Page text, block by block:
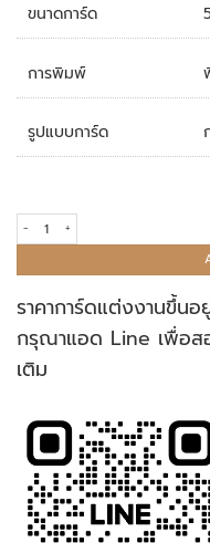
ขนาดการ์ด
การพิมพ์
รูปแบบการ์ด
การ์ดแต่งงาน R20-020 quantity
ราคาการ์ดแต่งงานขึ้น
กรุณาแอด Line เพื่อสอ
เติม